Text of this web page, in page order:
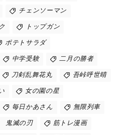
チェンソーマン
トップガン
ポテトサラダ
中学受験 二月の勝者
刀剣乱舞花丸 吾峠呼世晴
女の園の星
毎日かあさん 無限列車
鬼滅の刃 筋トレ漫画